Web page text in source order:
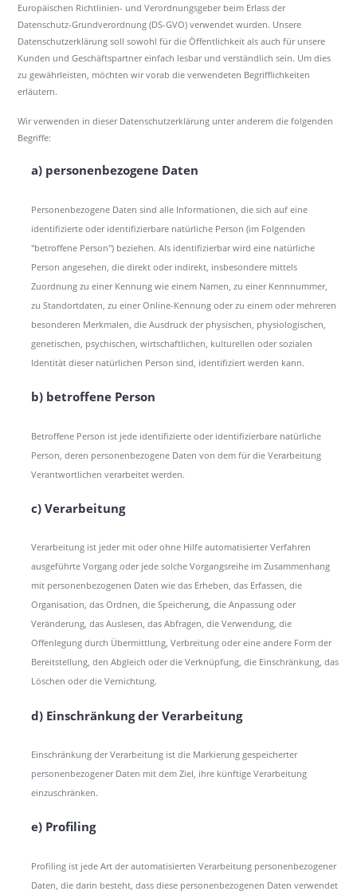
Europäischen Richtlinien- und Verordnungsgeber beim Erlass der
Datenschutz-Grundverordnung (DS-GVO) verwendet wurden. Unsere
Datenschutzerklärung soll sowohl für die Öffentlichkeit als auch für unsere
Kunden und Geschäftspartner einfach lesbar und verständlich sein. Um dies
zu gewährleisten, möchten wir vorab die verwendeten Begrifflichkeiten
erläutern.
Wir verwenden in dieser Datenschutzerklärung unter anderem die folgenden
Begriffe:
a) personenbezogene Daten
Personenbezogene Daten sind alle Informationen, die sich auf eine
identifizierte oder identifizierbare natürliche Person (im Folgenden
"betroffene Person") beziehen. Als identifizierbar wird eine natürliche
Person angesehen, die direkt oder indirekt, insbesondere mittels
Zuordnung zu einer Kennung wie einem Namen, zu einer Kennnummer,
zu Standortdaten, zu einer Online-Kennung oder zu einem oder mehreren
besonderen Merkmalen, die Ausdruck der physischen, physiologischen,
genetischen, psychischen, wirtschaftlichen, kulturellen oder sozialen
Identität dieser natürlichen Person sind, identifiziert werden kann.
b) betroffene Person
Betroffene Person ist jede identifizierte oder identifizierbare natürliche
Person, deren personenbezogene Daten von dem für die Verarbeitung
Verantwortlichen verarbeitet werden.
c) Verarbeitung
Verarbeitung ist jeder mit oder ohne Hilfe automatisierter Verfahren
ausgeführte Vorgang oder jede solche Vorgangsreihe im Zusammenhang
mit personenbezogenen Daten wie das Erheben, das Erfassen, die
Organisation, das Ordnen, die Speicherung, die Anpassung oder
Veränderung, das Auslesen, das Abfragen, die Verwendung, die
Offenlegung durch Übermittlung, Verbreitung oder eine andere Form der
Bereitstellung, den Abgleich oder die Verknüpfung, die Einschränkung, das
Löschen oder die Vernichtung.
d) Einschränkung der Verarbeitung
Einschränkung der Verarbeitung ist die Markierung gespeicherter
personenbezogener Daten mit dem Ziel, ihre künftige Verarbeitung
einzuschränken.
e) Profiling
Profiling ist jede Art der automatisierten Verarbeitung personenbezogener
Daten, die darin besteht, dass diese personenbezogenen Daten verwendet